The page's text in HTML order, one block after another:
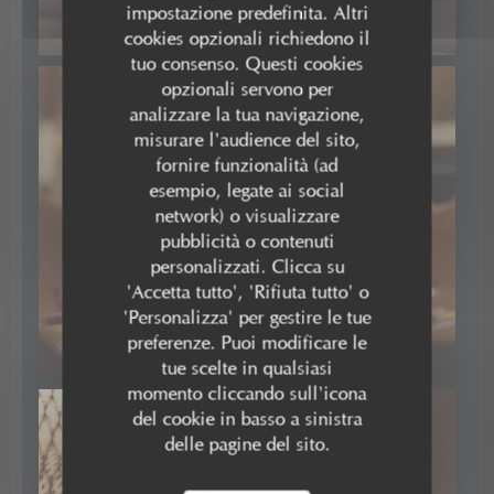
impostazione predefinita. Altri
cookies opzionali richiedono il
tuo consenso. Questi cookies
opzionali servono per
analizzare la tua navigazione,
misurare l'audience del sito,
fornire funzionalità (ad
esempio, legate ai social
network) o visualizzare
pubblicità o contenuti
personalizzati. Clicca su
'Accetta tutto', 'Rifiuta tutto' o
'Personalizza' per gestire le tue
preferenze. Puoi modificare le
tue scelte in qualsiasi
momento cliccando sull'icona
del cookie in basso a sinistra
delle pagine del sito.
Fraise d'azur
Burrata fumée